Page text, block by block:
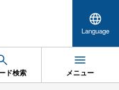
Language
ド検索 メニュー